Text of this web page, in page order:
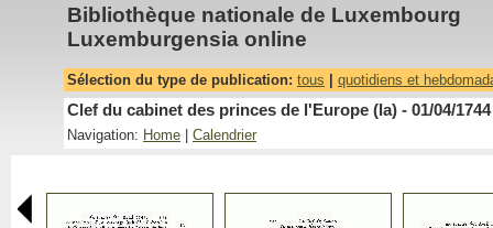
Bibliothèque nationale de Luxembourg
Luxemburgensia online
Sélection du type de publication: tous quotidiens et
Clef du cabinet des princes de l'Europe (la) - 01/04/1744
Navigation: Home Calendrier